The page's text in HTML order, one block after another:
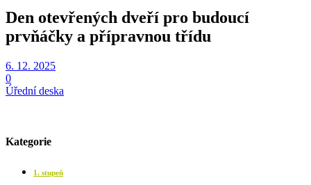
Den otevřených dveří pro budoucí
prvňáčky a přípravnou třídu
6. 12. 2025
0
Úřední deska
Kategorie
1. stupeň